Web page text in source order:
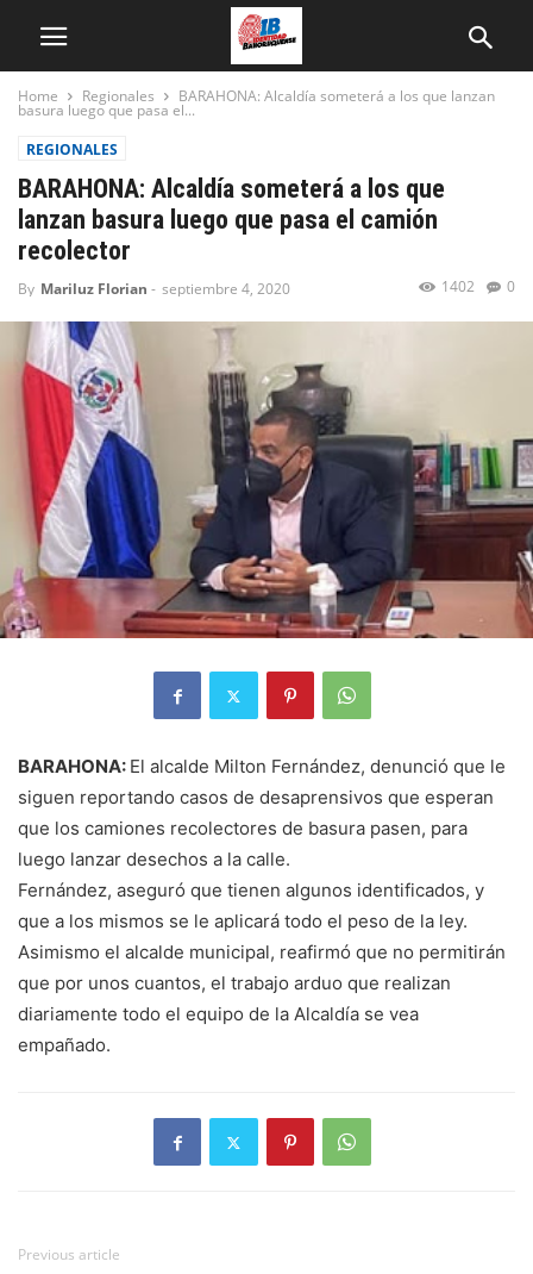
Home Regionales BARAHONA: Alcaldía someterá a los que lanzan
basura luego que pasa el...
REGIONALES
BARAHONA: Alcaldía someterá a los que
lanzan basura luego que pasa el camión
recolector
By Mariluz Florian - septiembre 4, 2020 0
1402
BARAHONA: El alcalde Milton Fernández, denunció que le
siguen reportando casos de desaprensivos que esperan
que los camiones recolectores de basura pasen, para
luego lanzar desechos a la calle.
Fernández, aseguró que tienen algunos identificados, y
que a los mismos se le aplicará todo el peso de la ley.
Asimismo el alcalde municipal, reafirmó que no permitirán
que por unos cuantos, el trabajo arduo que realizan
diariamente todo el equipo de la Alcaldía se vea
empañado.
Previous article